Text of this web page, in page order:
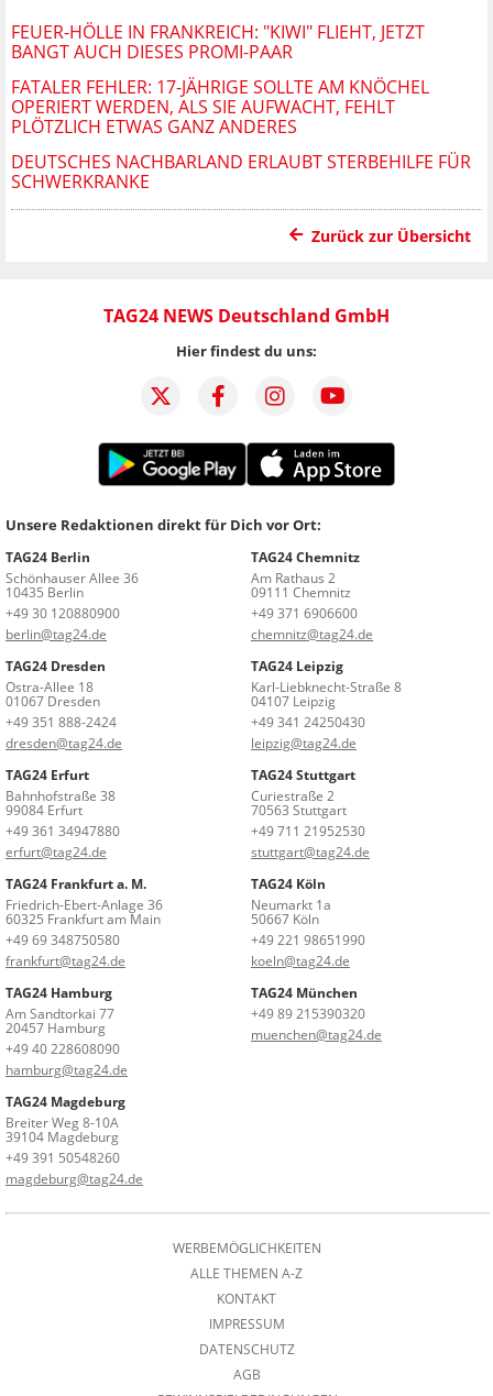
FEUER-HÖLLE IN FRANKREICH: "KIWI" FLIEHT, JETZT
BANGT AUCH DIESES PROMI-PAAR
FATALER FEHLER: 17-JÄHRIGE SOLLTE AM KNÖCHEL
OPERIERT WERDEN, ALS SIE AUFWACHT, FEHLT
PLÖTZLICH ETWAS GANZ ANDERES
DEUTSCHES NACHBARLAND ERLAUBT STERBEHILFE FÜR
SCHWERKRANKE
Zurück zur Übersicht
TAG24 NEWS Deutschland GmbH
Hier findest du uns:
Unsere Redaktionen direkt für Dich vor Ort:
TAG24 Berlin
Schönhauser Allee 36
10435 Berlin
+49 30 120880900
berlin@tag24.de
TAG24 Chemnitz
Am Rathaus 2
09111 Chemnitz
+49 371 6906600
chemnitz@tag24.de
TAG24 Dresden
Ostra-Allee 18
01067 Dresden
+49 351 888-2424
dresden@tag24.de
TAG24 Leipzig
Karl-Liebknecht-Straße 8
04107 Leipzig
+49 341 24250430
leipzig@tag24.de
TAG24 Erfurt
Bahnhofstraße 38
99084 Erfurt
+49 361 34947880
erfurt@tag24.de
TAG24 Stuttgart
Curiestraße 2
70563 Stuttgart
+49 711 21952530
stuttgart@tag24.de
TAG24 Frankfurt a. M.
Friedrich-Ebert-Anlage 36
60325 Frankfurt am Main
+49 69 348750580
frankfurt@tag24.de
TAG24 Köln
Neumarkt 1a
50667 Köln
+49 221 98651990
koeln@tag24.de
TAG24 Hamburg
Am Sandtorkai 77
20457 Hamburg
+49 40 228608090
hamburg@tag24.de
TAG24 München
+49 89 215390320
muenchen@tag24.de
TAG24 Magdeburg
Breiter Weg 8-10A
39104 Magdeburg
+49 391 50548260
magdeburg@tag24.de
WERBEMÖGLICHKEITEN
ALLE THEMEN A-Z
KONTAKT
IMPRESSUM
DATENSCHUTZ
AGB